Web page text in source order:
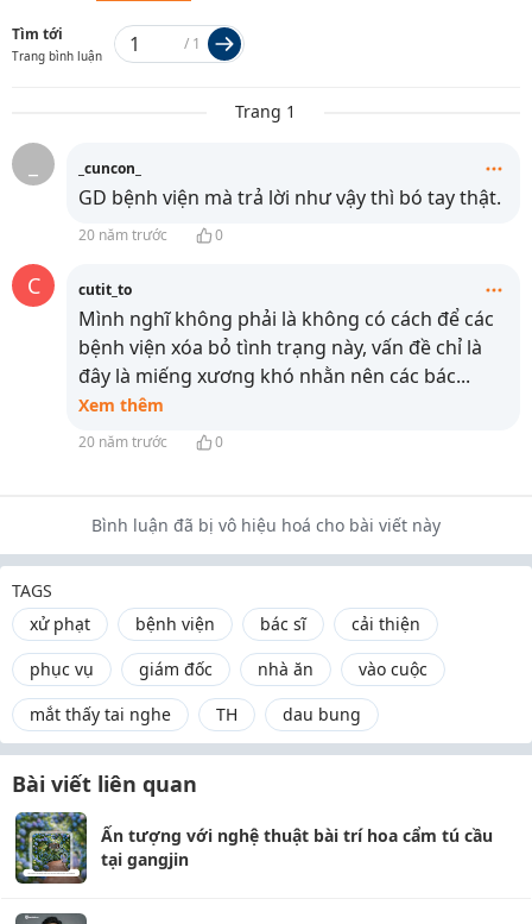
Tìm tới
Trang bình luận
/ 1
Trang 1
_cuncon_
GD bệnh viện mà trả lời như vậy thì bó tay thật.
20 năm trước 0
C cutit_to
Mình nghĩ không phải là không có cách để các
bệnh viện xóa bỏ tình trạng này, vấn đề chỉ là
đây là miếng xương khó nhằn nên các bác...
Xem thêm
20 năm trước 0
Bình luận đã bị vô hiệu hoá cho bài viết này
TAGS
xử phạt
bệnh viện bác sĩ
cải thiện
phục vụ
giám đốc nhà ăn
vào cuộc
mắt thấy tai nghe
TH dau bung
Bài viết liên quan
Ấn tượng với nghệ thuật bài trí hoa cẩm tú cầu
tại gangjin